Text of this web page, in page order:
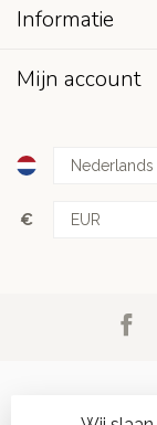
Informatie
Mijn account
€